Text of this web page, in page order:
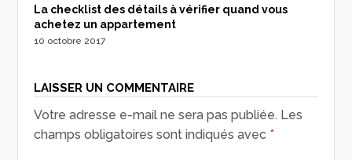
La checklist des détails à vérifier quand vous
achetez un appartement
10 octobre 2017
LAISSER UN COMMENTAIRE
Votre adresse e-mail ne sera pas publiée. Les
champs obligatoires sont indiqués avec *